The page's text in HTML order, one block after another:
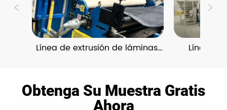
Línea de extrusión de láminas Líneas
Obtenga Su Muestra Gratis
Ahora